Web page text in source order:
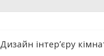
Дизайн інтер’єру